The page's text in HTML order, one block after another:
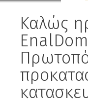
Καλώς